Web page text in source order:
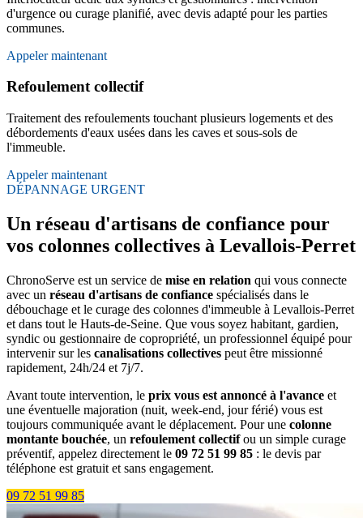
d'urgence ou curage planifié, avec devis adapté pour les parties
communes.
Appeler maintenant
Refoulement collectif
Traitement des refoulements touchant plusieurs logements et des
débordements d'eaux usées dans les caves et sous-sols de
l'immeuble.
Appeler maintenant
DÉPANNAGE URGENT
Un réseau d'artisans de confiance pour
vos colonnes collectives à Levallois-Perret
ChronoServe est un service de mise en relation qui vous connecte
avec un réseau d'artisans de confiance spécialisés dans le
débouchage et le curage des colonnes d'immeuble à Levallois-Perret
et dans tout le Hauts-de-Seine. Que vous soyez habitant, gardien,
syndic ou gestionnaire de copropriété, un professionnel équipé pour
intervenir sur les canalisations collectives peut être missionné
rapidement, 24h/24 et 7j/7.
Avant toute intervention, le prix vous est annoncé à l'avance et
une éventuelle majoration (nuit, week-end, jour férié) vous est
toujours communiquée avant le déplacement. Pour une colonne
montante bouchée, un refoulement collectifou un simple curage
préventif, appelez directement le 09 72 51 99 85 : le devis par
téléphone est gratuit et sans engagement.
09 72 51 99 85